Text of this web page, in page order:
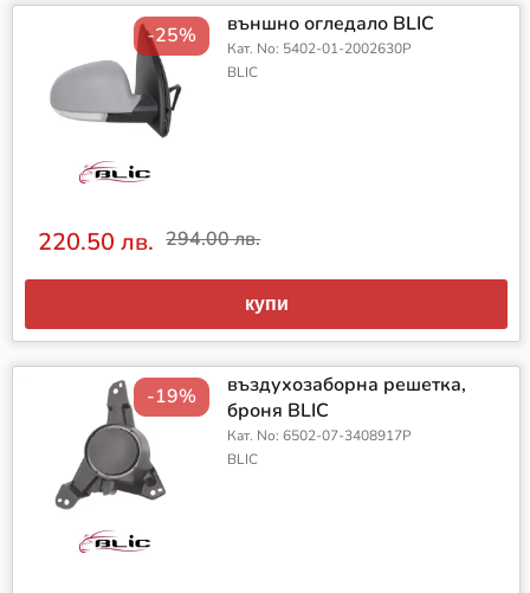
-25% външно огледало BLIC
Кат. No: 5402-01-2002630P
BLIC
220.50 лв. 294.00 лв.
купи
-19%
въздухозаборна решетка,
броня BLIC
Кат. No: 6502-07-3408917P
BLIC